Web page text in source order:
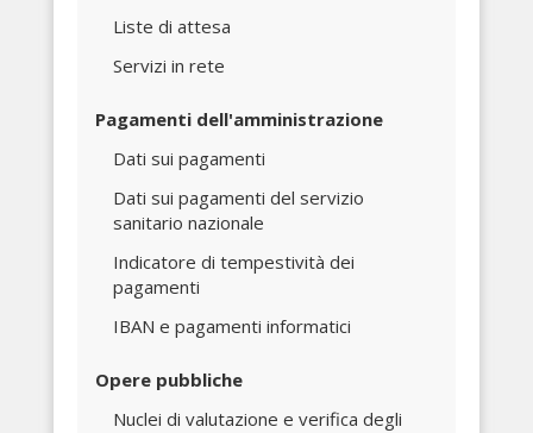
Liste di attesa
Servizi in rete
Pagamenti dell'amministrazione
Dati sui pagamenti
Dati sui pagamenti del servizio
sanitario nazionale
Indicatore di tempestività dei
pagamenti
IBAN e pagamenti informatici
Opere pubbliche
Nuclei di valutazione e verifica degli